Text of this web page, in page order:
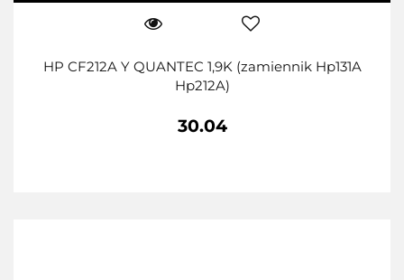
HP CF212A Y QUANTEC 1,9K (zamiennik Hp131A
Hp212A)
30.04